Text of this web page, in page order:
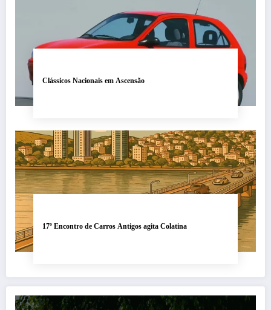
Clássicos Nacionais em Ascensão
17º Encontro de Carros Antigos agita Colatina